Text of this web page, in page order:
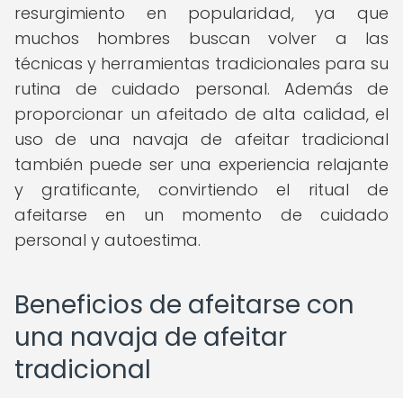
resurgimiento en popularidad, ya que
muchos hombres buscan volver a las
técnicas y herramientas tradicionales para su
rutina de cuidado personal. Además de
proporcionar un afeitado de alta calidad, el
uso de una navaja de afeitar tradicional
también puede ser una experiencia relajante
y gratificante, convirtiendo el ritual de
afeitarse en un momento de cuidado
personal y autoestima.
Beneficios de afeitarse con
una navaja de afeitar
tradicional